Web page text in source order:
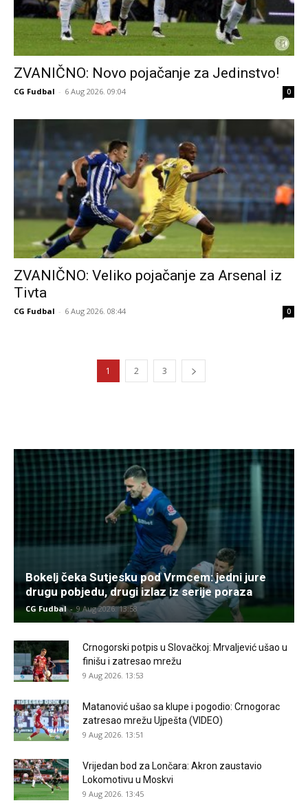
ZVANIČNO: Novo pojačanje za Jedinstvo!
CG Fudbal - 6 Aug 2026. 09:04 0
ZVANIČNO: Veliko pojačanje za Arsenal iz
Tivta
CG Fudbal - 6 Aug 2026. 08:44 0
1 2 3
Bokelj čeka Sutjesku pod Vrmcem: jedni jure
drugu pobjedu, drugi izlaz iz serije poraza
CG Fudbal - 9 Aug 2026. 13:58
Crnogorski potpis u Slovačkoj: Mrvaljević ušao u
finišu i zatresao mrežu
9 Aug 2026. 13:53
Matanović ušao sa klupe i pogodio: Crnogorac
zatresao mrežu Ujpešta (VIDEO)
9 Aug 2026. 13:51
Vrijedan bod za Lončara: Akron zaustavio
Lokomotivu u Moskvi
9 Aug 2026. 13:45